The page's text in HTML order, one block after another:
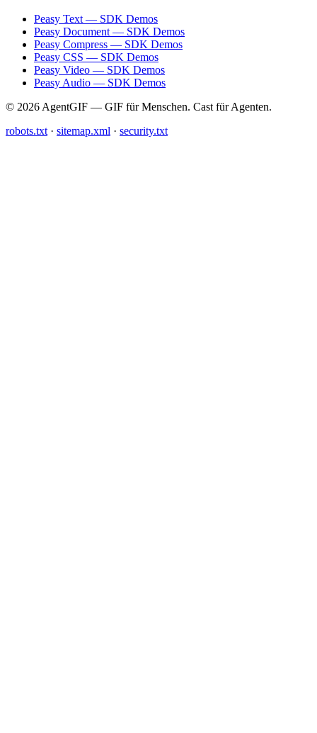
Peasy Text — SDK Demos
Peasy Document — SDK Demos
Peasy Compress — SDK Demos
Peasy CSS — SDK Demos
Peasy Video — SDK Demos
Peasy Audio — SDK Demos
© 2026 AgentGIF — GIF für Menschen. Cast für Agenten.
robots.txt · sitemap.xml · security.txt